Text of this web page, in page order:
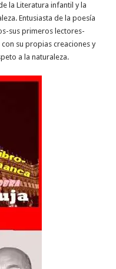
la Literatura infantil y la
Entusiasta de la poesía
sus primeros lectores-
su propias creaciones y
a la naturaleza.